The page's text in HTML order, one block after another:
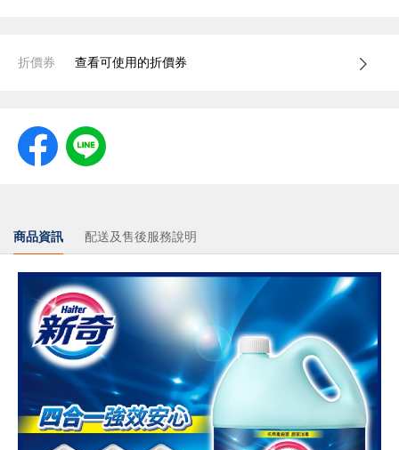
折價券 查看可使用的折價券
商品資訊 配送及售後服務說明